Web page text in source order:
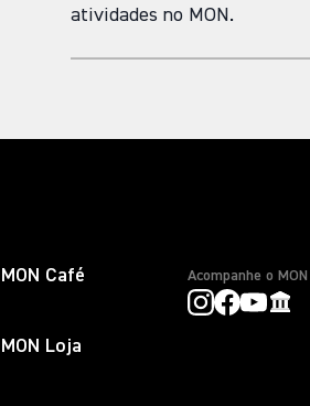
atividades no MON.
MON Café
MON Loja
Acompanhe o MON